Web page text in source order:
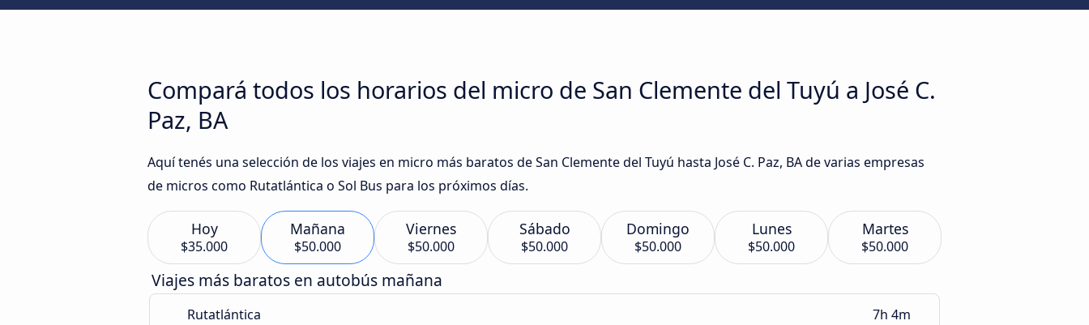
Compará todos los horarios del micro de San Clemente del Tuyú a José C.
Paz, BA
Aquí tenés una selección de los viajes en micro más baratos de San Clemente del Tuyú hasta José C. Paz, BA de varias empresas
de micros como Rutatlántica o Sol Bus para los próximos días.
Hoy
$35.000
Mañana
$50.000
Viernes
$50.000
Sábado
$50.000
Domingo
$50.000
Lunes
$50.000
Martes
$50.000
Viajes más baratos en autobús mañana
Rutatlántica 7h 4m